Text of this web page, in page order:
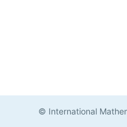
© International